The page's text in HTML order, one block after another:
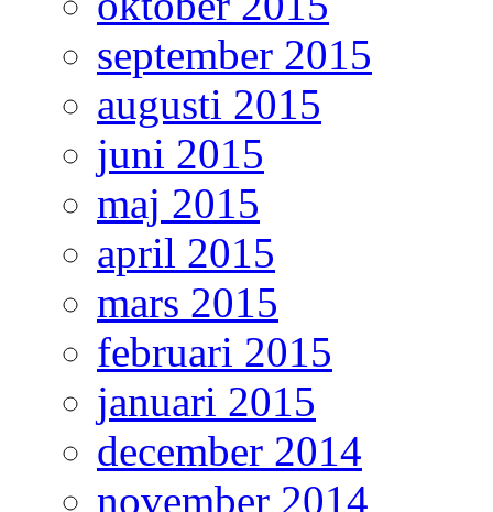
september 2015
augusti 2015
juni 2015
maj 2015
april 2015
mars 2015
februari 2015
januari 2015
december 2014
november 2014